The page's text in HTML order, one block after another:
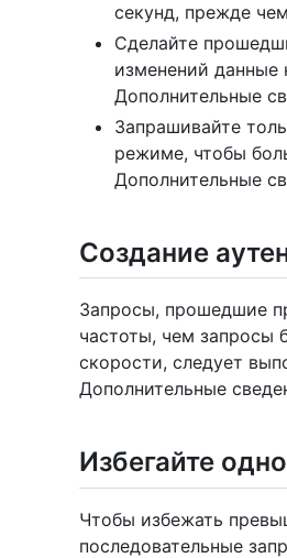
секунд, прежде
Сделайте
изменений данные
Дополнительные
Запрашивайте
режиме, чтобы
Дополнительные
Создание
Запросы, прошедшие
частоты, чем запросы
скорости, следует
Дополнительные
Избегайте
Чтобы избежать
последовательные